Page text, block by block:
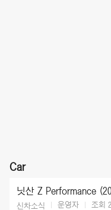
Car
닛산 Z Performance
신차소식 운영자 조회